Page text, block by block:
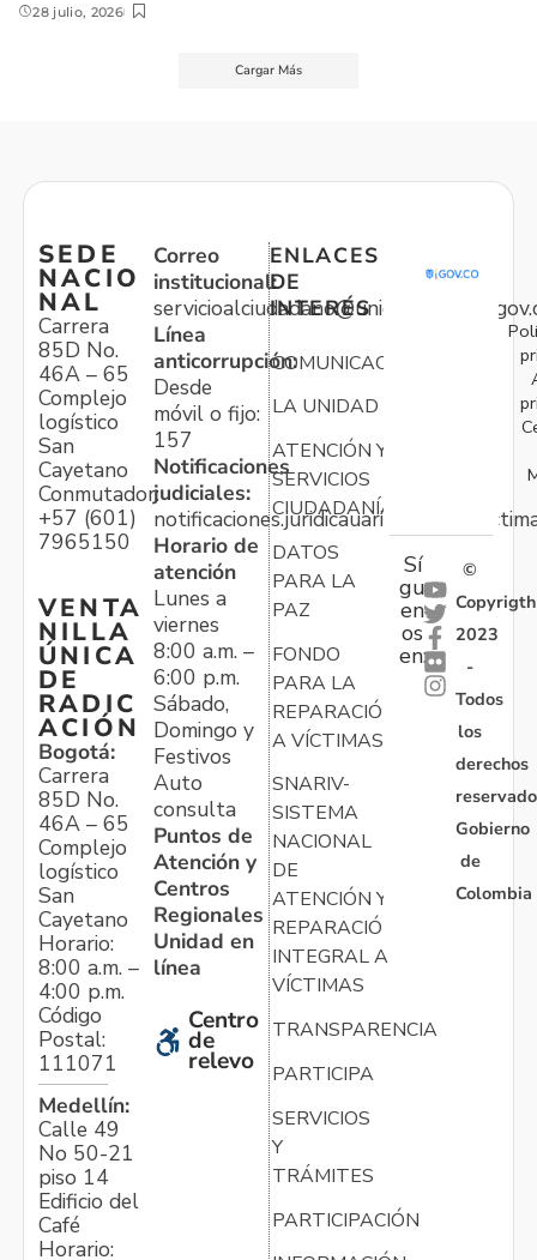
28 julio, 2026
Cargar Más
SEDE
NACIO
NAL
Carrera
85D No.
46A – 65
Complejo
logístico
San
Cayetano
Conmutador:
+57 (601)
7965150
VENTA
NILLA
ÚNICA
DE
RADIC
ACIÓN
Bogotá:
Carrera
85D No.
46A – 65
Complejo
logístico
San
Cayetano
Horario:
8:00 a.m. –
4:00 p.m.
Código
Postal:
111071
Medellín:
Calle 49
No 50-21
piso 14
Edificio del
Café
Horario:
Correo
institucional:
Línea
anticorrupción:
Desde
móvil o fijo:
157
Notificaciones
judiciales:
Horario de
atención
Lunes a
viernes
8:00 a.m. –
6:00 p.m.
Sábado,
Domingo y
Festivos
Auto
consulta
Puntos de
Atención y
Centros
Regionales
Unidad en
línea
Centro
de
relevo
ENLACES
DE
INTERÉS
COMUNICACIONES
LA UNIDAD
ATENCIÓN Y
SERVICIOS
CIUDADANÍA
DATOS
PARA LA
PAZ
FONDO
PARA LA
REPARACIÓN
A VÍCTIMAS
SNARIV-
SISTEMA
NACIONAL
DE
ATENCIÓN Y
REPARACIÓN
INTEGRAL A
VÍCTIMAS
TRANSPARENCIA
PARTICIPA
SERVICIOS
Y
TRÁMITES
PARTICIPACIÓN
Sí
gu
en
os
en:
©
Copyrigth
2023
-
Todos
los
derechos
Gobierno
de
Colombia